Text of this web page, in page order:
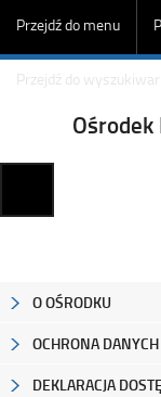
Przejdź do menu
Przejdź do
Ośrodek
O OŚRODKU
OCHRONA
DEKLARACJA